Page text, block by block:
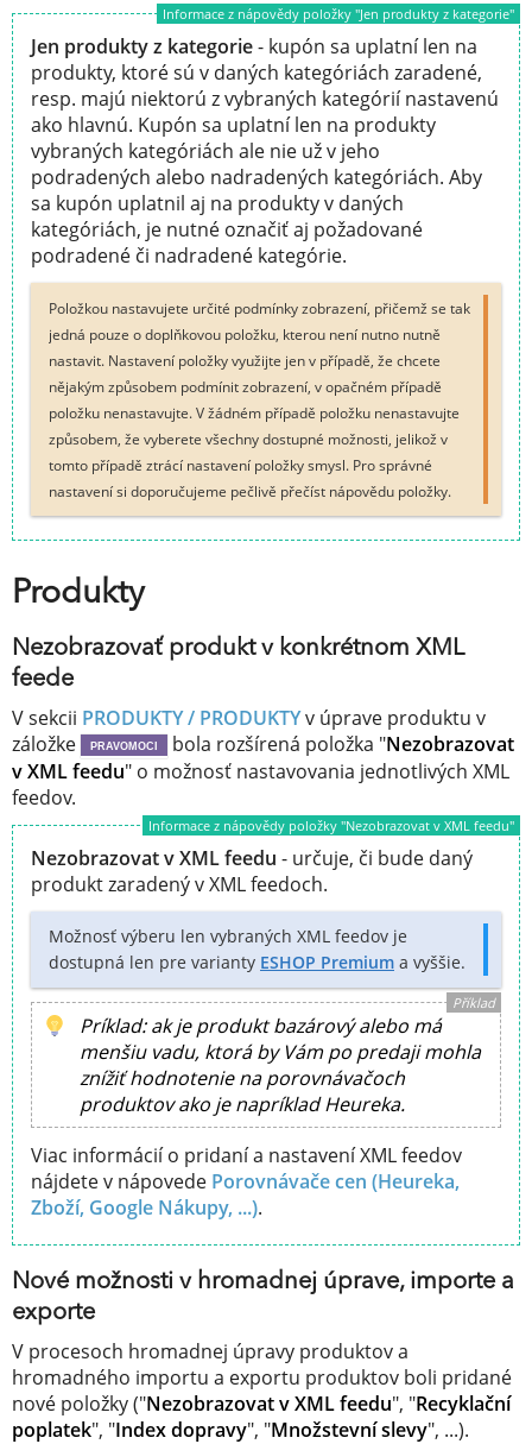
Informace z nápovědy položky "Jen produkty z kategorie"
Jen produkty z kategorie- kupón sa uplatní len na
produkty, ktoré sú v daných kategóriách zaradené,
resp. majú niektorú z vybraných kategórií nastavenú
ako hlavnú. Kupón sa uplatní len na produkty
vybraných kategóriách ale nie už v jeho
podradených alebo nadradených kategóriách. Aby
sa kupón uplatnil aj na produkty v daných
kategóriách, je nutné označiť aj požadované
podradené či nadradené kategórie.
Položkou nastavujete určité podmínky zobrazení, přičemž se tak
jedná pouze o doplňkovou položku, kterou není nutno nutně
nastavit. Nastavení položky využijte jen v případě, že chcete
nějakým způsobem podmínit zobrazení, v opačném případě
položku nenastavujte. V žádném případě položku nenastavujte
způsobem, že vyberete všechny dostupné možnosti, jelikož v
tomto případě ztrácí nastavení položky smysl. Pro správné
nastavení si doporučujeme pečlivě přečíst nápovědu položky.
Produkty
Nezobrazovať produkt v konkrétnom XML
feede
V sekcii PRODUKTY / PRODUKTYv úprave produktu v
záložke
PRAVOMOCI bola rozšírená položka "Nezobrazovat
v XML feedu" o možnosť nastavovania jednotlivých XML
feedov.
Informace z nápovědy položky "Nezobrazovat v XML feedu"
Nezobrazovat v XML feedu - určuje, či bude daný
produkt zaradený v XML feedoch.
Možnosť výberu len vybraných XML feedov je
dostupná len pre varianty ESHOP Premium a vyššie.
Příklad
Príklad: ak je produkt bazárový alebo má
menšiu vadu, ktorá by Vám po predaji mohla
znížiť hodnotenie na porovnávačoch
produktov ako je napríklad Heureka.
Viac informácií o pridaní a nastavení XML feedov
nájdete v nápovede Porovnávače cen (Heureka,
Zboží, Google Nákupy, ...).
Nové možnosti v hromadnej úprave, importe a
exporte
V procesoch hromadnej úpravy produktov a
hromadného importu a exportu produktov boli pridané
nové položky ("Nezobrazovat v XML feedu", "Recyklační
poplatek", "Index dopravy", "Množstevní slevy", ...).